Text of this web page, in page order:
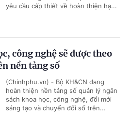
yêu cầu cấp thiết về hoàn thiện hạ...
công nghệ sẽ được theo
nền tảng số
(Chinhphu.vn) - Bộ KH&CN đang
hoàn thiện nền tảng số quản lý ngân
sách khoa học, công nghệ, đổi mới
sáng tạo và chuyển đổi số trên...